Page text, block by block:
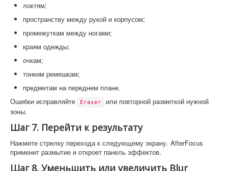
локтям;
пространству между рукой и корпусом;
промежуткам между ногами;
краям одежды;
очкам;
тонким ремешкам;
предметам на переднем плане.
Ошибки исправляйте
Eraser
или повторной разметкой нужной
зоны.
Шаг 7. Перейти к результату
Нажмите стрелку перехода к следующему экрану. AfterFocus
применит размытие и откроет панель эффектов.
Шаг 8. Уменьшить или увеличить Blur